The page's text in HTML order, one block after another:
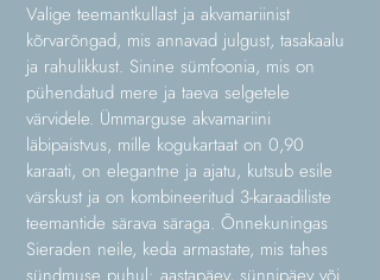
Valige teemantkullast ja akvamariinist
kõrvarõngad, mis annavad julgust, tasakaalu
ja rahulikkust. Sinine sümfoonia, mis on
pühendatud mere ja taeva selgetele
värvidele. Ümmarguse akvamariini
läbipaistvus, mille kogukartaat on 0,90
karaati, on elegantne ja ajatu, kutsub esile
värskust ja on kombineeritud 3-karaadiliste
teemantide särava säraga. Õnnekuningas
Sieraden neile, keda armastate, mis tahes